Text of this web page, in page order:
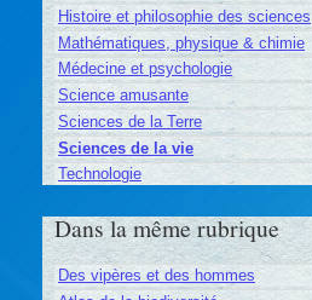
Histoire et philosophie des sciences
Mathématiques, physique & chimie
Médecine et psychologie
Science amusante
Sciences de la Terre
Sciences de la vie
Technologie
Dans la même rubrique
Des vipères et des hommes